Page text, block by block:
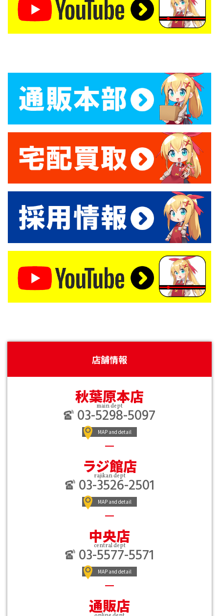
店舗情報
秋葉原本店
main dept
03-5298-5097
MAP and detail
ラジ館店
rajikan dept
03-3526-2501
MAP and detail
中央店
central dept
03-5577-5571
MAP and detail
通販店